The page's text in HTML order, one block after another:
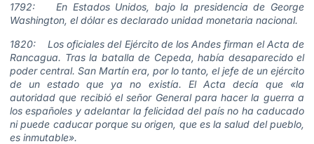
1792: En Estados Unidos, bajo la presidencia de George
Washington, el dólar es declarado unidad monetaria nacional.
1820: Los oficiales del Ejército de los Andes firman el Acta de
Rancagua. Tras la batalla de Cepeda, había desaparecido el
poder central. San Martín era, por lo tanto, el jefe de un ejército
de un estado que ya no existía. El Acta decía que «la
autoridad que recibió el señor General para hacer la guerra a
los españoles y adelantar la felicidad del país no ha caducado
ni puede caducar porque su origen, que es la salud del pueblo,
es inmutable».